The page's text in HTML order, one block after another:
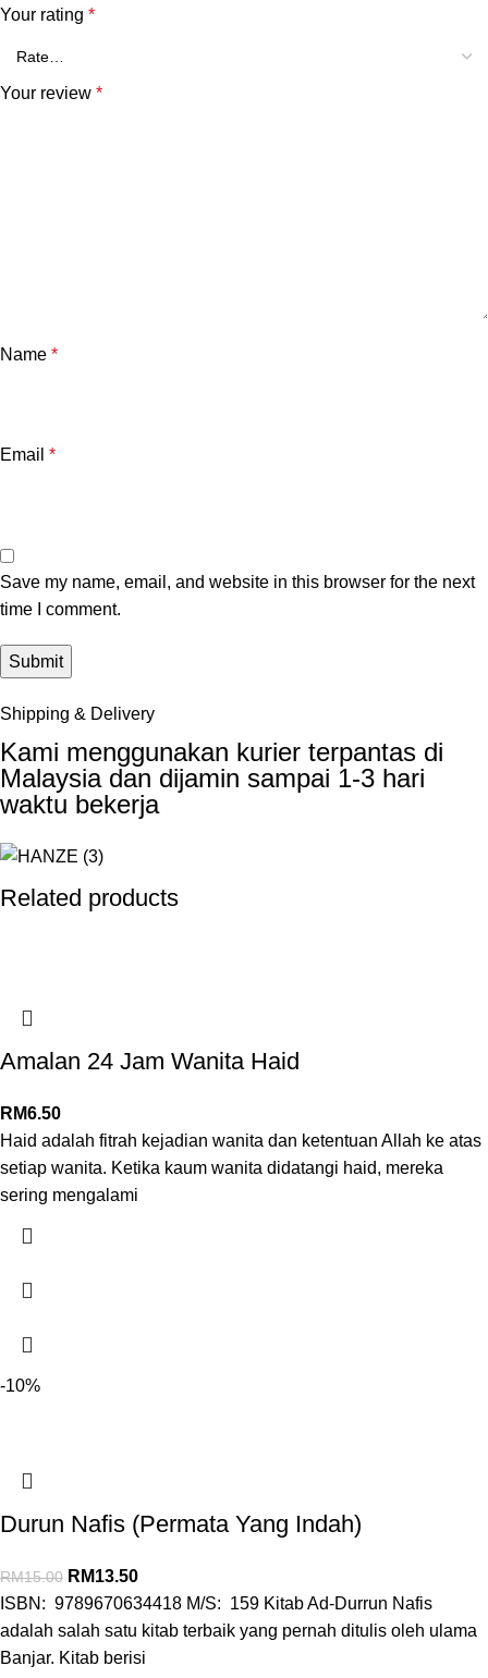
Your rating *
Your review *
Name *
Email *
Save my name, email, and website in this browser for the next
time I comment.
Shipping & Delivery
Kami menggunakan kurier terpantas di
Malaysia dan dijamin sampai 1-3 hari
waktu bekerja
Related products
Amalan 24 Jam Wanita Haid
RM6.50
Haid adalah fitrah kejadian wanita dan ketentuan Allah ke atas
setiap wanita. Ketika kaum wanita didatangi haid, mereka
sering mengalami
-10%
Durun Nafis (Permata Yang Indah)
RM15.00 RM13.50
ISBN: 9789670634418 M/S: 159 Kitab Ad-Durrun Nafis
adalah salah satu kitab terbaik yang pernah ditulis oleh ulama
Banjar. Kitab berisi